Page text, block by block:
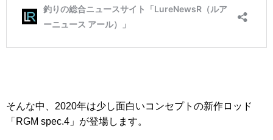
そんな中、2020年は少し面白いコンセプトの新作ロッド
「RGM spec.4」が登場します。